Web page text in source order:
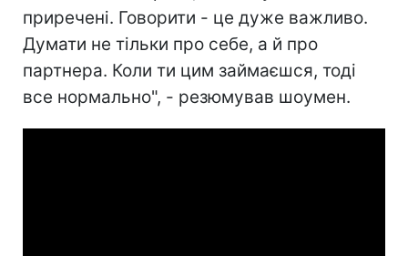
приречені. Говорити - це дуже важливо.
Думати не тільки про себе, а й про
партнера. Коли ти цим займаєшся, тоді
все нормально", - резюмував шоумен.